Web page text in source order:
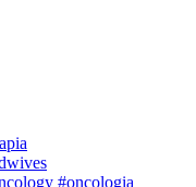
#oncologia